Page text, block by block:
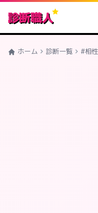
診断職人
ホーム 診断一覧 #相性